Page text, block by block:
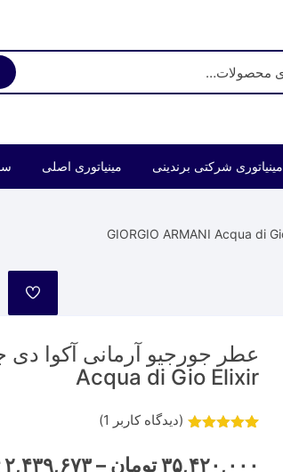
مینیاتوری شرکتی برندینی مینیاتوری اصلی
مورد
علاقه
Acqua di Gio Elixir
مشتری
(دیدگاه کاربر 1
)
۳۵,۴۲۰,۰۰۰تومان –۲,۴۳۹,۶۷۳